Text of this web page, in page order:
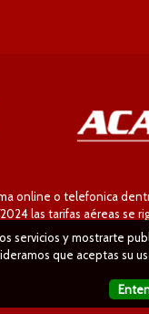
online o telefonica
las tarifas aéreas se
servicios y mostrarte
que aceptas su